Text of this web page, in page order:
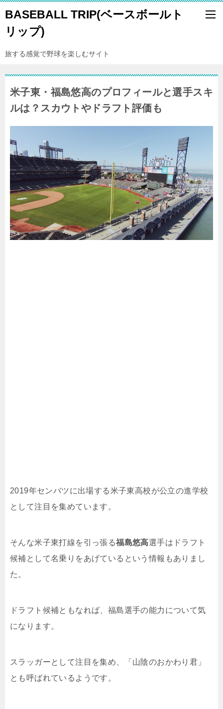
BASEBALL TRIP(ベースボールト
リップ)
旅する感覚で野球を楽しむサイト
米子東・福島悠高のプロフィールと選手スキ
ルは？スカウトやドラフト評価も
2019年センバツに出場する米子東高校が公立の進学校
として注目を集めています。
そんな米子東打線を引っ張る福島悠高選手はドラフト
候補として名乗りをあげているという情報もありまし
た。
ドラフト候補ともなれば、福島選手の能力について気
になります。
スラッガーとして注目を集め、「山陰のおかわり君」
とも呼ばれているようです。